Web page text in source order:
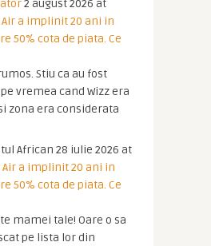
2 august 2026 at
Air a implinit 20 ani in
50% cota de piata. Ce
Stiu ca au fost
vremea cand Wizz era
zona era considerata
African 28 iulie 2026 at
Air a implinit 20 ani in
50% cota de piata. Ce
mamei tale! Oare o sa
pe lista lor din